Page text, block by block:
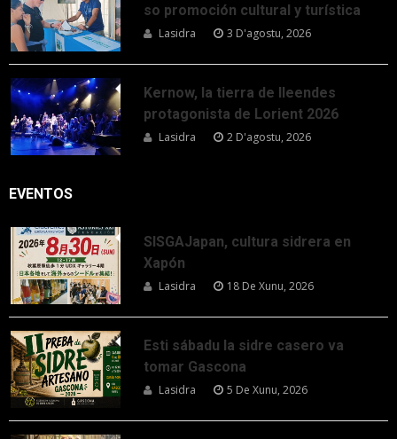
so promoción cultural y turística
Lasidra 3 D'agostu, 2026
Kernow, la tierra de lleendes
protagonista de Lorient 2026
Lasidra 2 D'agostu, 2026
EVENTOS
SISGAJapan, cultura sidrera en
Xapón
Lasidra 18 De Xunu, 2026
Esti sábadu la sidre casero va
tomar Gascona
Lasidra 5 De Xunu, 2026